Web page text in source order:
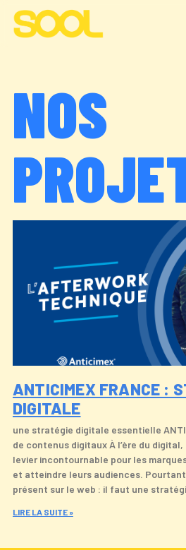
NOS
ANTICIMEX FRANCE :
DIGITALE
une stratégie digitale essentielle
de contenus digitaux À l’ère du
levier incontournable pour les
et atteindre leurs audiences.
présent sur le web : il faut une
LIRE LA SUITE »